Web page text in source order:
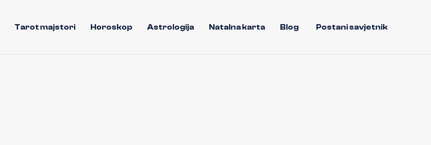
Tarot majstori Horoskop Astrologija Natalna karta Blog Postani savjetnik